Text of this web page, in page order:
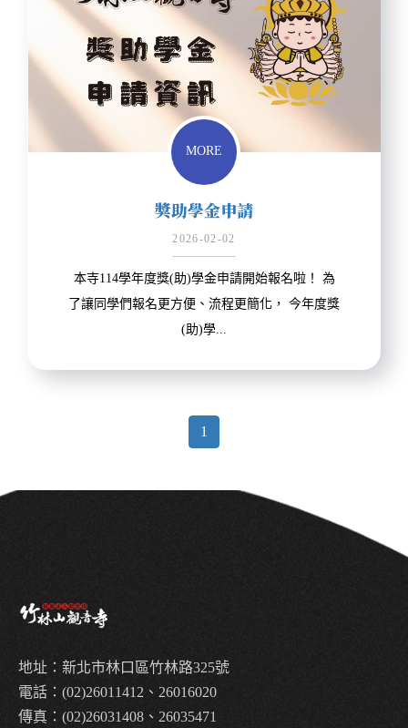
獎助學金申請
2026-02-02
本寺114學年度獎(助)學金申請開始報名啦！ 為
了讓同學們報名更方便、流程更簡化， 今年度獎
(助)學...
MORE
1
地址：新北市林口區竹林路325號
電話：(02)26011412、26016020
傳真：(02)26031408、26035471